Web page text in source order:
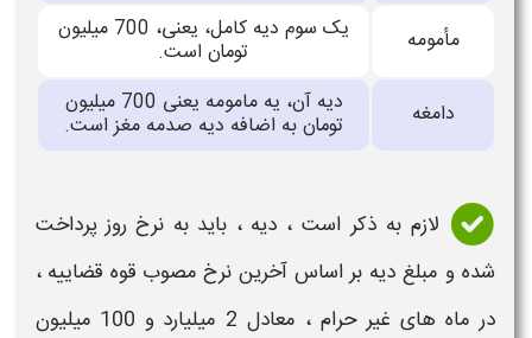
مأمومه
یک سوم دیه کامل، یعنی، 700 میلیون
تومان است.
دامغه
دیه آن، یه مامومه یعنی 700 میلیون
تومان به اضافه دیه صدمه مغز است.
لازم به ذکر است ، دیه ، باید به نرخ روز پرداخت
شده و مبلغ دیه بر اساس آخرین نرخ مصوب قوه قضاییه ،
در ماه های غیر حرام ، معادل 2 میلیارد و 100 میلیون